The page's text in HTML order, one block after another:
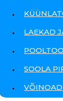
LAEKAD
SOOLA